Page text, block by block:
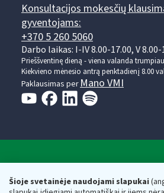
Šioje svetainėje naudojami slapukai
Konsultacijos mokesčių
gyventojams:
+370 5 260 5060
Darbo laikas: I-IV 8.00-17.00, V 8.00-
Prieššventinę dieną - viena valanda
Kiekvieno mėnesio antrą penktadienį 8.00
Paklausimas per Mano VMI
Respublikos finansų ministerijos